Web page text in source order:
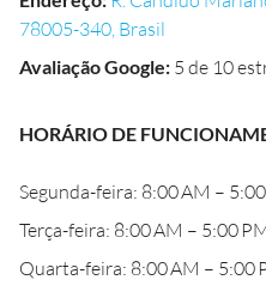
78005-340, Brasil
Avaliação Google: 5 de 10
HORÁRIO DE
Segunda-feira: 8:00 AM –
Terça-feira: 8:00 AM – 5:00
Quarta-feira: 8:00 AM – 5:00